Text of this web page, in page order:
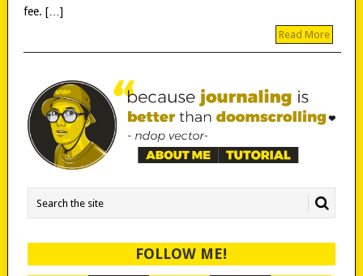
fee. […]
Read More
FOLLOW ME!